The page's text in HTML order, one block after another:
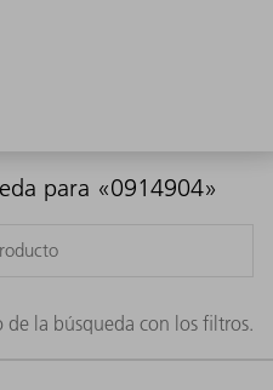
para «0914904»
de la búsqueda con los filtros.